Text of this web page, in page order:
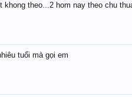
khong theo...2 hom nay theo chu
tuổi mà gọi em